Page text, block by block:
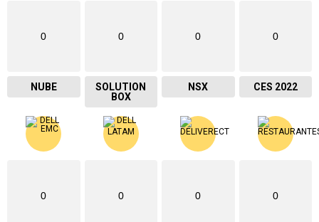
0
NUBE
0
SOLUTION
BOX
0
NSX
0
CES 2022
0 0 0 0